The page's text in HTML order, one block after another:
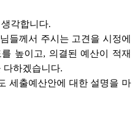
각합니다.
들께서 주시는 고견을 시정에
높이고, 의결된 예산이 적재
다하겠습니다.
세출예산안에 대한 설명을 마